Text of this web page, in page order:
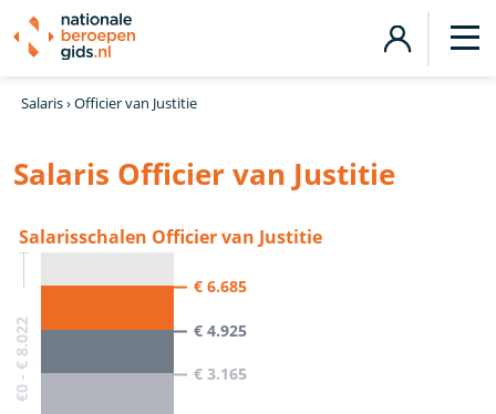
Salaris›Officier van Justitie
Salaris Officier van Justitie
Salarisschalen Officier van Justitie
€0 - € 8.022
€ 6.685
€ 4.925
€ 3.165